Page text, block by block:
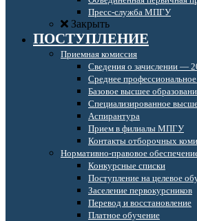
Пресс-служба МПГУ
Закрыть
ПОСТУПЛЕНИЕ
Приемная комиссия
Сведения о зачислении —
Среднее
Базовое высшее
Специализированное
Аспирантура
Прием в филиалы МПГУ
Контакты отборочных
Нормативно-правовое
Конкурсные списки
Поступление на целевое
Заселение первокурсников
Перевод и восстановление
Платное обучение